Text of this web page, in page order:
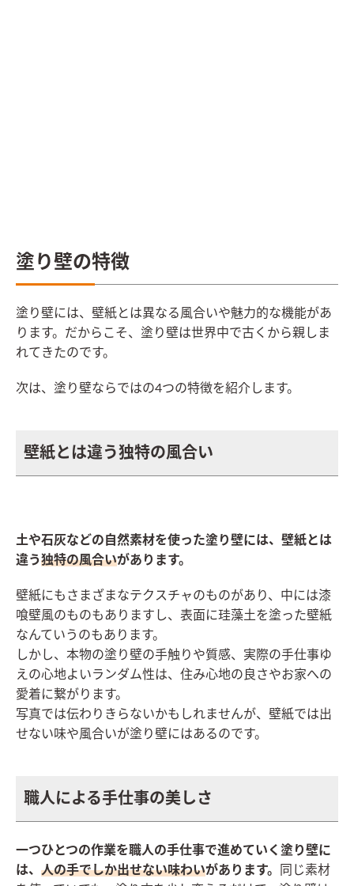
塗り壁の特徴
塗り壁には、壁紙とは異なる風合いや魅力的な機能があ
ります。だからこそ、塗り壁は世界中で古くから親しま
れてきたのです。
次は、塗り壁ならではの4つの特徴を紹介します。
壁紙とは違う独特の風合い
土や石灰などの自然素材を使った塗り壁には、壁紙とは
違う独特の風合いがあります。
壁紙にもさまざまなテクスチャのものがあり、中には漆
喰壁風のものもありますし、表面に珪藻土を塗った壁紙
なんていうのもあります。
しかし、本物の塗り壁の手触りや質感、実際の手仕事ゆ
えの心地よいランダム性は、住み心地の良さやお家への
愛着に繋がります。
写真では伝わりきらないかもしれませんが、壁紙では出
せない味や風合いが塗り壁にはあるのです。
職人による手仕事の美しさ
一つひとつの作業を職人の手仕事で進めていく塗り壁に
は、 人の手でしか出せない味わいがあります。
同じ素材